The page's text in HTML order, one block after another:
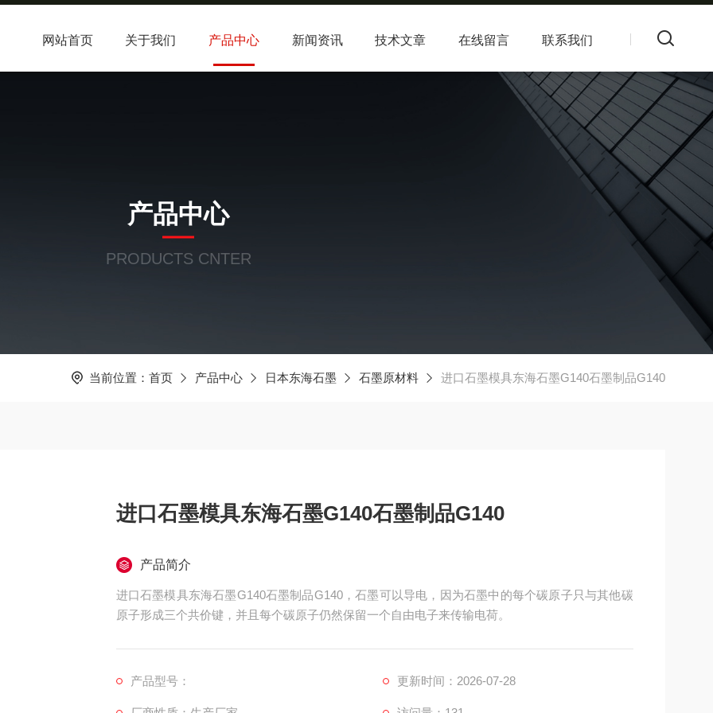
网站首页 关于我们 产品中心 新闻资讯 技术文章 在线留言 联系我们
产品中心
PRODUCTS CNTER
当前位置： 首页 产品中心 日本东海石墨 石墨原材料 进口石墨模具东海石墨G140石墨制品G140
进口石墨模具东海石墨G140石墨制品G140
产品简介
进口石墨模具东海石墨G140石墨制品G140，石墨可以导电，因为石墨中的每个碳原子只与其他碳
原子形成三个共价键，并且每个碳原子仍然保留一个自由电子来传输电荷。
产品型号： 更新时间：2026-07-28